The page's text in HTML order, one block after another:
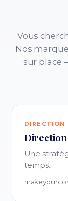
Vous
Nos
sur place
DIRECTION
Une
temps.